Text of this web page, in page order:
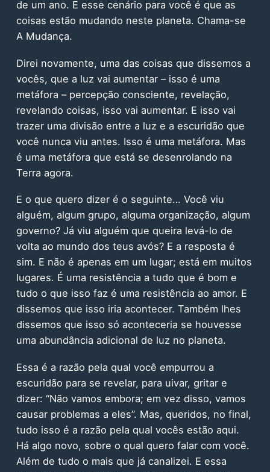
de um ano. E esse cenário para você é que as
coisas estão mudando neste planeta. Chama-se
A Mudança.
Direi novamente, uma das coisas que dissemos a
vocês, que a luz vai aumentar – isso é uma
metáfora – percepção consciente, revelação,
revelando coisas, isso vai aumentar. E isso vai
trazer uma divisão entre a luz e a escuridão que
você nunca viu antes. Isso é uma metáfora. Mas
é uma metáfora que está se desenrolando na
Terra agora.
E o que quero dizer é o seguinte… Você viu
alguém, algum grupo, alguma organização, algum
governo? Já viu alguém que queira levá-lo de
volta ao mundo dos teus avós? E a resposta é
sim. E não é apenas em um lugar; está em muitos
lugares. É uma resistência a tudo que é bom e
tudo o que isso faz é uma resistência ao amor. E
dissemos que isso iria acontecer. Também lhes
dissemos que isso só aconteceria se houvesse
uma abundância adicional de luz no planeta.
Essa é a razão pela qual você empurrou a
escuridão para se revelar, para uivar, gritar e
dizer: “Não vamos embora; em vez disso, vamos
causar problemas a eles”. Mas, queridos, no final,
tudo isso é a razão pela qual vocês estão aqui.
Há algo novo, sobre o qual quero falar com você.
Além de tudo o mais que já canalizei. E essa